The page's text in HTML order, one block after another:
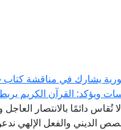
يشارك في مناقشة كتاب
ويؤكد: القرآن الكريم
تُقاس دائمًا بالانتصار
الديني والفعل الإلهي